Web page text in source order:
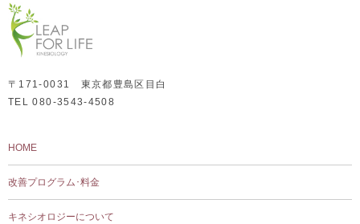
〒171-0031 東京都豊島区目白
TEL 080-3543-4508
HOME
改善プログラム･料金
キネシオロジーについて